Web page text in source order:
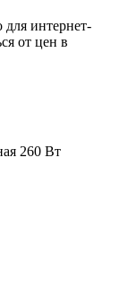
для интернет-
от цен в
260 Вт